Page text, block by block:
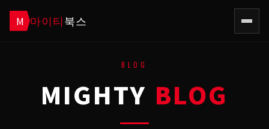
M 마이티북스
BLOG
MIGHTY BLOG